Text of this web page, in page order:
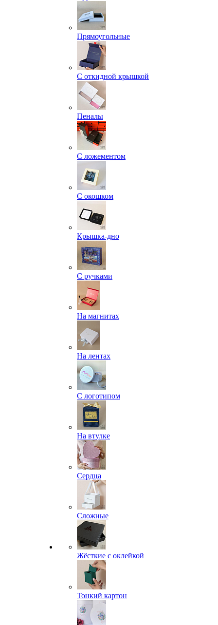
Прямоугольные
С откидной крышкой
Пеналы
С ложементом
С окошком
Крышка-дно
С ручками
На магнитах
На лентах
С логотипом
На втулке
Сердца
Сложные
Жёсткие с оклейкой
Тонкий картон